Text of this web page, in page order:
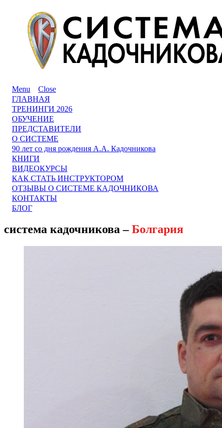
Menu
Close
ГЛАВНАЯ
ТРЕНИНГИ 2026
ОБУЧЕНИЕ
ПРЕДСТАВИТЕЛИ
О СИСТЕМЕ
90 лет со дня рождения А.А. Кадочникова
КНИГИ
ВИДЕОКУРСЫ
КАК СТАТЬ ИНСТРУКТОРОМ
ОТЗЫВЫ О СИСТЕМЕ КАДОЧНИКОВА
КОНТАКТЫ
БЛОГ
система кадочникова –Болгария